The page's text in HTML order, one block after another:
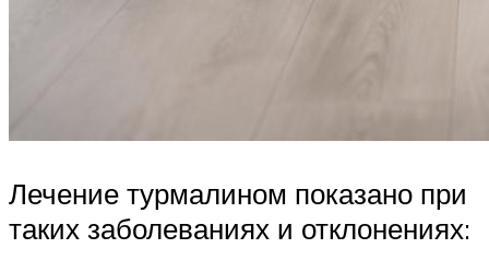
Лечение турмалином показано при
таких заболеваниях и отклонениях: